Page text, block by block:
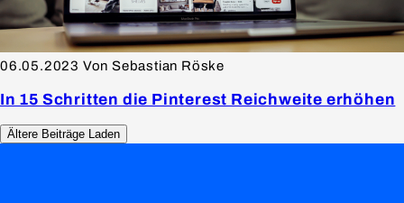
06.05.2023 Von Sebastian Röske
In 15 Schritten die Pinterest Reichweite erhöhen
Ältere Beiträge Laden